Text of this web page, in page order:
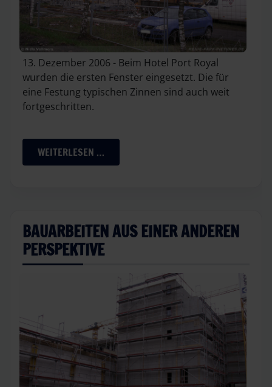
13. Dezember 2006 - Beim Hotel Port Royal
wurden die ersten Fenster eingesetzt. Die für
eine Festung typischen Zinnen sind auch weit
fortgeschritten.
WEITERLESEN …
BAUARBEITEN AUS EINER ANDEREN
PERSPEKTIVE